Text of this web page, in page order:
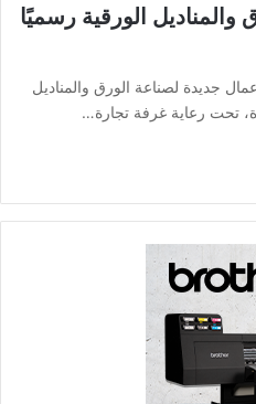
الورقية رسميًا
جديدة لصناعة الورق والمناديل
تحت رعاية غرفة تجارة…